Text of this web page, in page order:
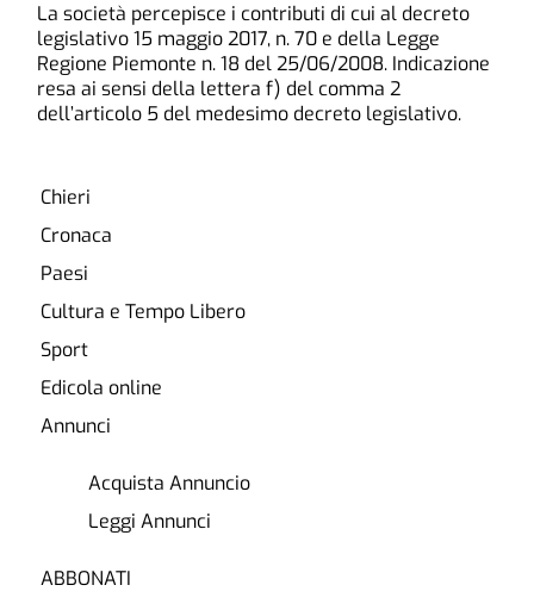
La società percepisce i contributi di cui al decreto
legislativo 15 maggio 2017, n. 70 e della Legge
Regione Piemonte n. 18 del 25/06/2008. Indicazione
resa ai sensi della lettera f) del comma 2
dell’articolo 5 del medesimo decreto legislativo.
Chieri
Cronaca
Paesi
Cultura e Tempo Libero
Sport
Edicola online
Annunci
Acquista Annuncio
Leggi Annunci
ABBONATI